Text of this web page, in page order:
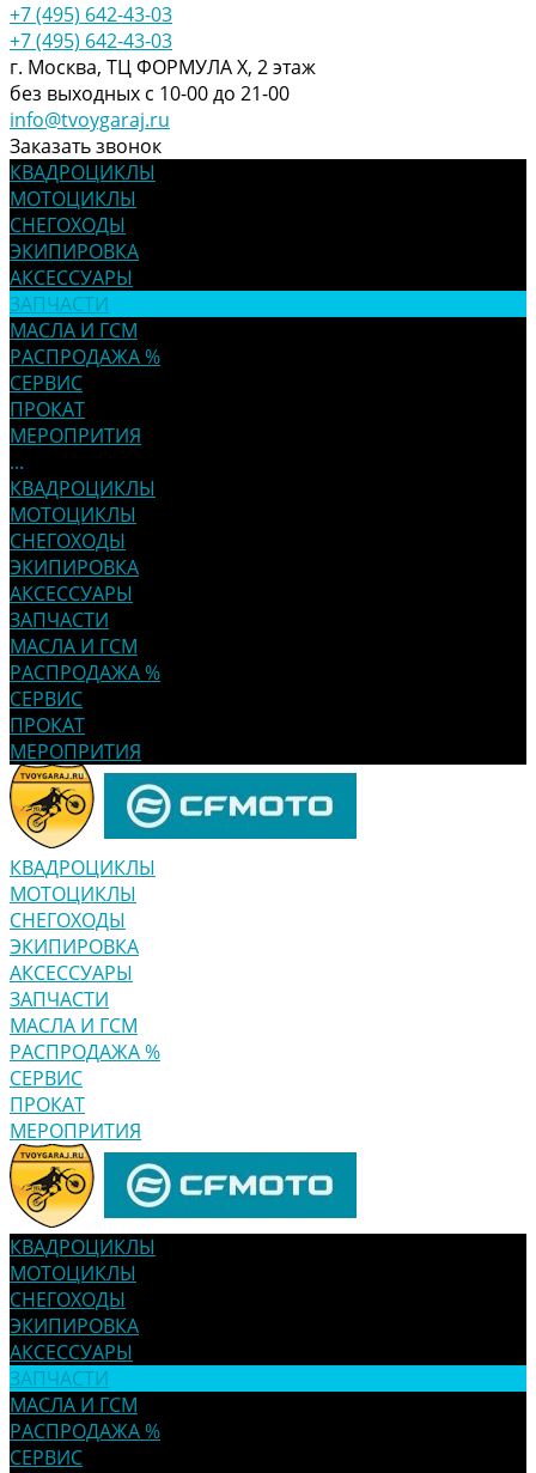
+7 (495) 642-43-03
+7 (495) 642-43-03
г. Москва, ТЦ ФОРМУЛА Х, 2 этаж
без выходных с 10-00 до 21-00
info@tvoygaraj.ru
Заказать звонок
КВАДРОЦИКЛЫ
МОТОЦИКЛЫ
СНЕГОХОДЫ
ЭКИПИРОВКА
АКСЕССУАРЫ
ЗАПЧАСТИ
МАСЛА И ГСМ
РАСПРОДАЖА %
СЕРВИС
ПРОКАТ
МЕРОПРИТИЯ
...
КВАДРОЦИКЛЫ
МОТОЦИКЛЫ
СНЕГОХОДЫ
ЭКИПИРОВКА
АКСЕССУАРЫ
ЗАПЧАСТИ
МАСЛА И ГСМ
РАСПРОДАЖА %
СЕРВИС
ПРОКАТ
МЕРОПРИТИЯ
КВАДРОЦИКЛЫ
МОТОЦИКЛЫ
СНЕГОХОДЫ
ЭКИПИРОВКА
АКСЕССУАРЫ
ЗАПЧАСТИ
МАСЛА И ГСМ
РАСПРОДАЖА %
СЕРВИС
ПРОКАТ
МЕРОПРИТИЯ
КВАДРОЦИКЛЫ
МОТОЦИКЛЫ
СНЕГОХОДЫ
ЭКИПИРОВКА
АКСЕССУАРЫ
ЗАПЧАСТИ
МАСЛА И ГСМ
РАСПРОДАЖА %
СЕРВИС